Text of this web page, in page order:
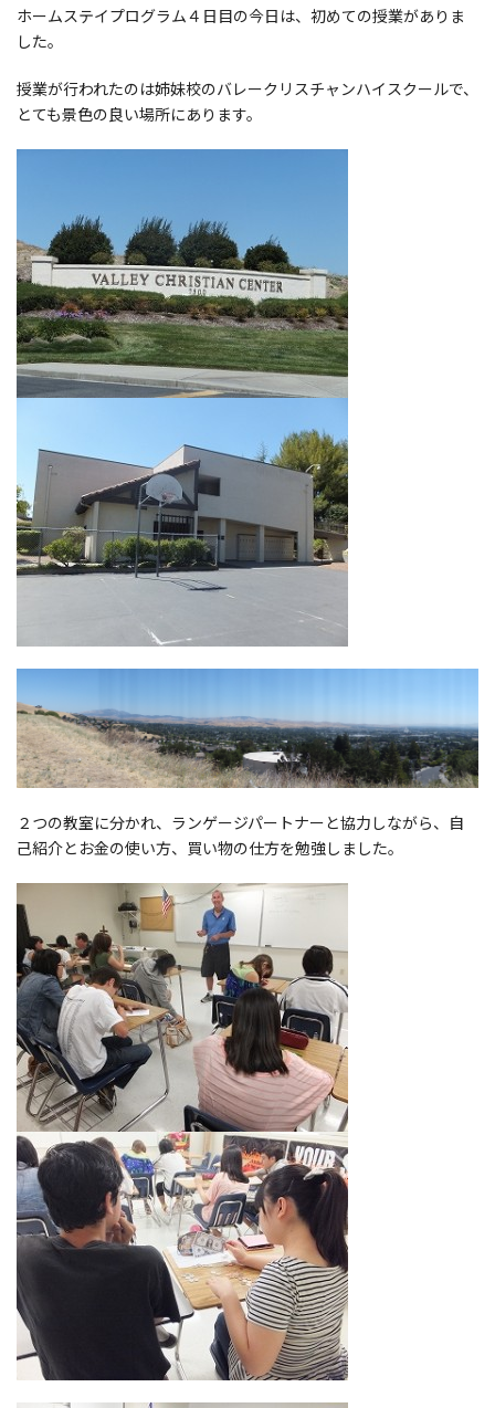
ホームステイプログラム４日目の今日は、初めての授業がありま
した。
授業が行われたのは姉妹校のバレークリスチャンハイスクールで、
とても景色の良い場所にあります。
２つの教室に分かれ、ランゲージパートナーと協力しながら、自
己紹介とお金の使い方、買い物の仕方を勉強しました。